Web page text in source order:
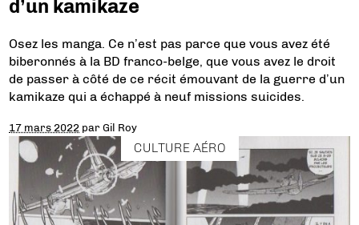
d’un kamikaze
Osez les manga. Ce n’est pas parce que vous avez été
biberonnés à la BD franco-belge, que vous avez le droit
de passer à côté de ce récit émouvant de la guerre d’un
kamikaze qui a échappé à neuf missions suicides.
17 mars 2022 parGil Roy
CULTURE AÉRO